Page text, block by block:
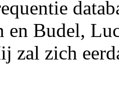
en Budel,
zal zich